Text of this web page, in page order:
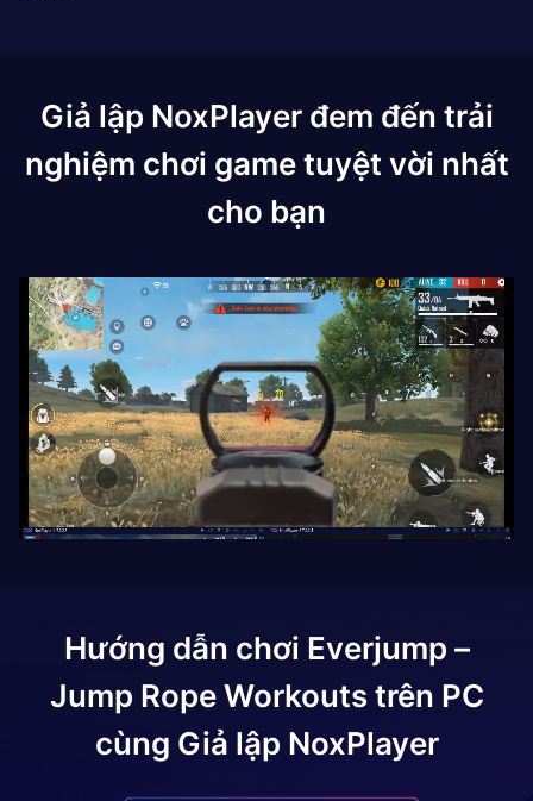
Giả lập NoxPlayer đem đến trải
nghiệm chơi game tuyệt vời nhất
cho bạn
Hướng dẫn chơi Everjump –
Jump Rope Workoutstrên PC
cùng Giả lập NoxPlayer